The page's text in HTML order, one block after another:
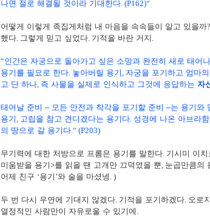
나면 절로 해결될 것이라 기대한다. (P162)“
어떻게 이렇게 족집게처럼 내 마음을 속속들이 알고 있을까?
했다. 그렇게 믿고 싶었다. 기적을 바란 거지 .
“인간은 자궁으로 돌아가고 싶은 소망과 완전히 새로 태어
용기를 필요로 한다. 놓아버릴 용기, 자궁을 포기하고 엄마
고 단 하나, 즉 사물을 실제로 인식하고 그것에 응답하는 자
태어날 준비 – 모든 안전과 착각을 포기할 준비 –는 용기와
용기, 고립을 참고 견디겠다는 용기다. 성경에 나온 아브라
의 땅으로 갈 용기다.“ (P203)
무기력에 대한 처방으로 프롬은 용기를 말한다. 기시미 이치
미움받을 용기>를 읽을 땐 고개만 끄덕였을 뿐, 눈곱만큼의
어제 친구 ‘용기 ’와 술을 마셨넹. )
두 번 다시 우연에 기대지 않겠다. 기적을 포기하겠다. 오로
열정적인 사람만이 자유로울 수 있기에 .